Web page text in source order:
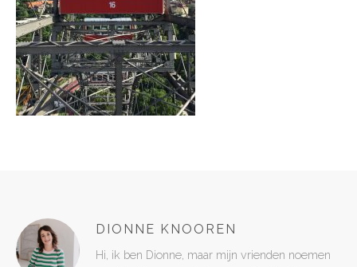
DIONNE KNOOREN
Hi, ik ben Dionne, maar mijn vrienden noemen